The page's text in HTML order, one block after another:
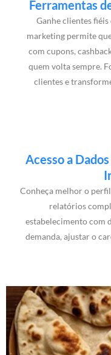
Ferramentas
Ganhe clientes
marketing permite
com cupons,
quem volta sempre.
clientes e
Acesso a
Conheça melhor o
relatórios
estabelecimento com
demanda, ajustar o